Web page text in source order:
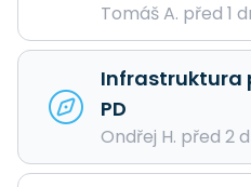
Tomáš A. před 1
Infrastruktura
PD
Ondřej H. před 2